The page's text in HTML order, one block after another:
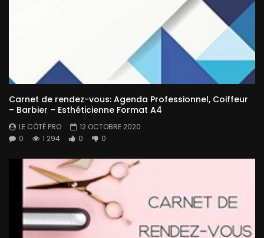
Carnet de rendez-vous: Agenda Professionnel, Coiffeur
– Barbier – Esthéticienne Format A4
LE CÔTÉ PRO
12 OCTOBRE 2020
0
1 294 0 0